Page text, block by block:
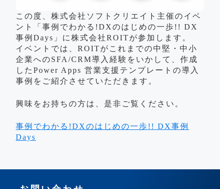
この度、株式会社ソフトクリエイト主催のイベ
ント「事例でわかる!DXのはじめの一歩!! DX
事例Days」に株式会社ROITが参加します。
イベントでは、ROITがこれまでの中堅・中小
企業へのSFA/CRM導入経験をいかして、作成
したPower Apps 営業支援テンプレートの導入
事例をご紹介させていただきます。
興味をお持ちの方は、是非ご覧ください。
事例でわかる!DXのはじめの一歩!! DX事例
Days